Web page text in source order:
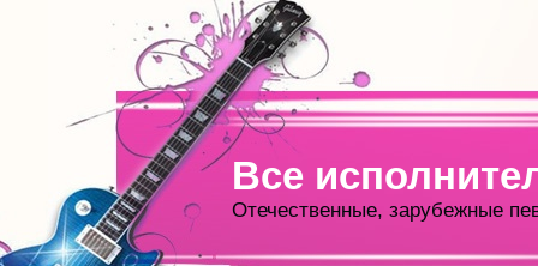
Все
Отечественные, зарубежные